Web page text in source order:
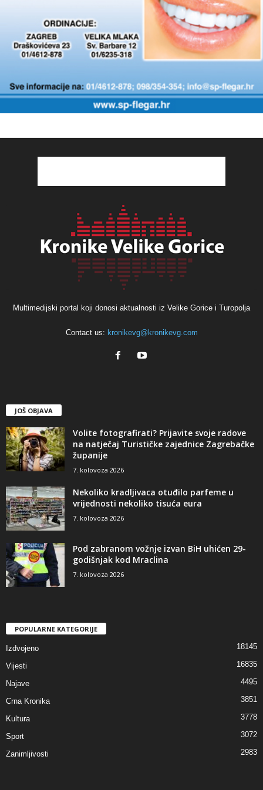
Multimedijski portal koji donosi aktualnosti iz Velike Gorice i Turopolja
Contact us: kronikevg@kronikevg.com
JOŠ OBJAVA
Volite fotografirati? Prijavite svoje radove
na natječaj Turističke zajednice Zagrebačke
županije
7. kolovoza 2026
Nekoliko kradljivaca otuđilo parfeme u
vrijednosti nekoliko tisuća eura
7. kolovoza 2026
Pod zabranom vožnje izvan BiH uhićen 29-
godišnjak kod Mraclina
7. kolovoza 2026
POPULARNE KATEGORIJE
Izdvojeno 18145
Vijesti 16835
Najave 4495
Crna Kronika 3851
Kultura 3778
Sport 3072
Zanimljivosti 2983